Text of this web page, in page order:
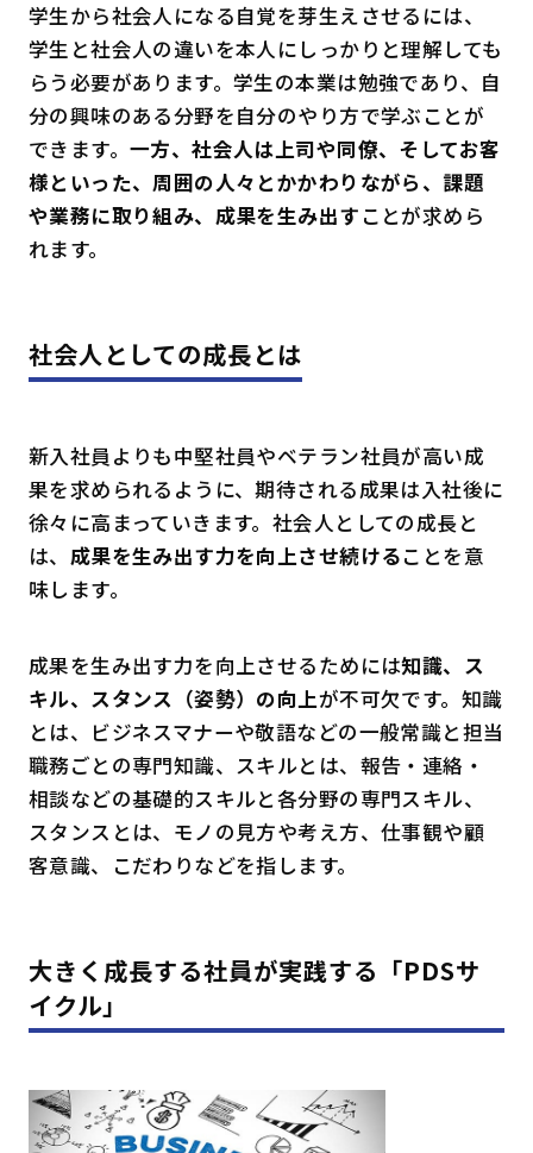
学生から社会人になる自覚を芽生えさせるには、
学生と社会人の違いを本人にしっかりと理解しても
らう必要があります。学生の本業は勉強であり、自
分の興味のある分野を自分のやり方で学ぶことが
できます。 一方、社会人は上司や同僚、そしてお客
様といった、周囲の人々とかかわりながら、課題
や業務に取り組み、成果を生み出す ことが求めら
れます。
社会人としての成長とは
新入社員よりも中堅社員やベテラン社員が高い成
果を求められるように、期待される成果は入社後に
徐々に高まっていきます。社会人としての成長と
は、 成果を生み出す力を向上させ続けることを意
味します。
成果を生み出す力を向上させるためには知識、ス
キル、スタンス（姿勢）の向上が不可欠です。知識
とは、ビジネスマナーや敬語などの一般常識と担当
職務ごとの専門知識、スキルとは、報告・連絡・
相談などの基礎的スキルと各分野の専門スキル、
スタンスとは、モノの見方や考え方、仕事観や顧
客意識、こだわりなどを指します。
大きく成長する社員が実践する「PDSサ
イクル」